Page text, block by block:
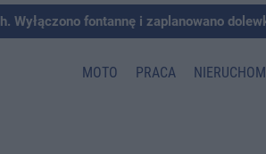
Wyłączono fontannę i zaplanowano
MOTO PRACA